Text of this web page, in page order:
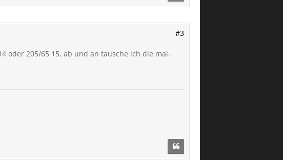
#3
oder 205/65 15, ab und an tausche ich die mal.